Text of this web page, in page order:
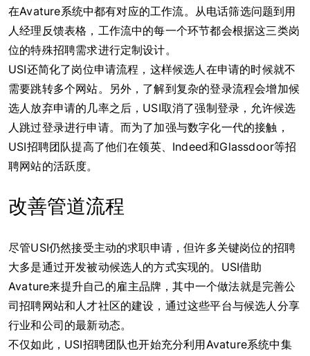
在Avature系统中都有对应的工作流。从电话筛选问题到用
人经理反馈表格，工作流中的每一个环节都会根据这三类岗
位的特殊招聘需求进行定制设计。
USI还简化了岗位申请流程，这样候选人在申请的时候就不
需要跳转多个网站。另外，了解到复杂的登录流程会增加候
选人放弃申请的几率之后，USI取消了强制登录，允许候选
人跳过登录进行申请。而为了加强与数字化一代的接触，
USI招聘团队提高了他们在领英、Indeed和Glassdoor等招
聘网站的活跃度。
改善管道流程
尽管USI仍然接受主动的求职申请，但许多关键岗位的招聘
大多是通过开发被动候选人的方式实现的。USI借助
Avature来提升自己的雇主品牌，其中一个做法就是完善公
司招聘网站和人才社区的建设，通过这些平台与候选人分享
行业和公司的最新动态。
不仅如此，USI招聘团队也开始充分利用Avature系统中集